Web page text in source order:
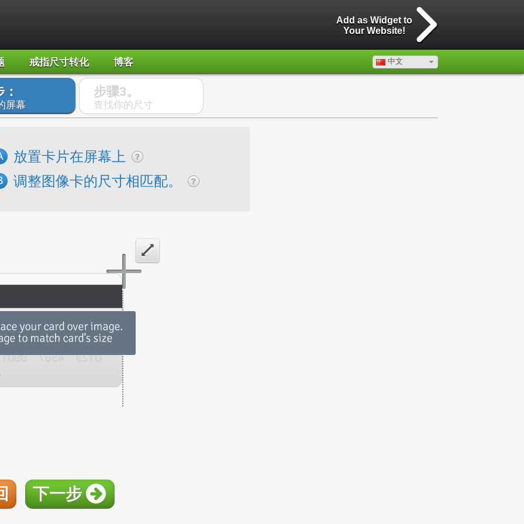
Add as Widget to
Your Website!
戒指尺寸转化 博客 中文
屏幕
步骤3。
查找你的尺寸
放置卡片在屏幕上
调整图像卡的尺寸相匹配。
下一步